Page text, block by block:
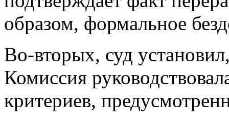
образом, формальное
Во-вторых, суд
Комиссия
критериев,